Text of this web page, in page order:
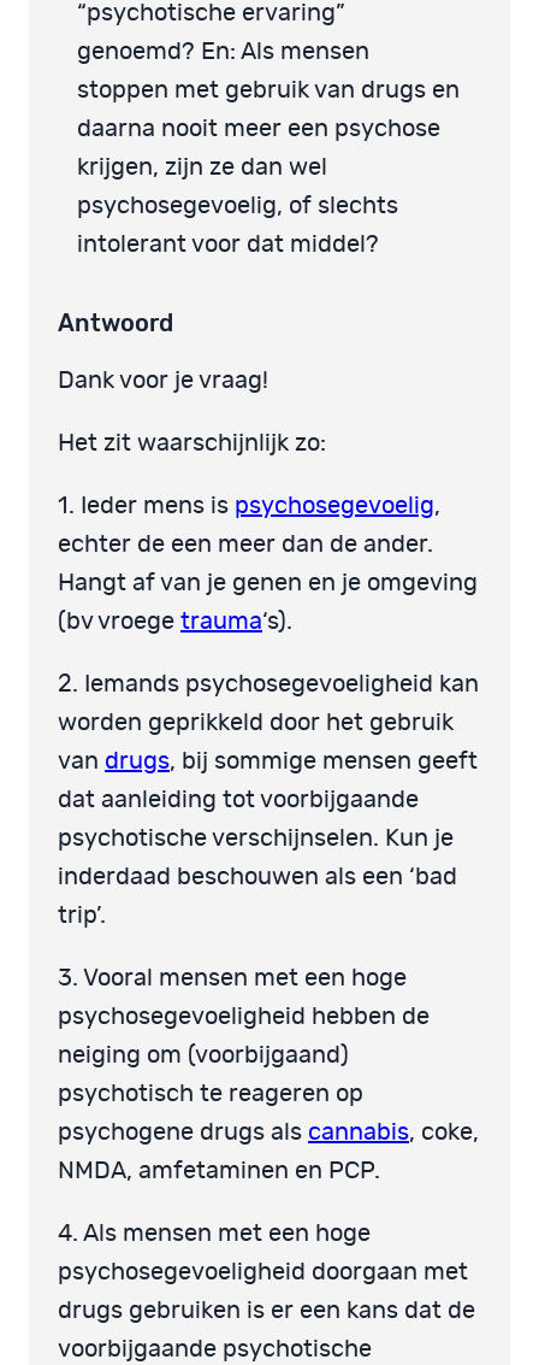
“psychotische ervaring”
genoemd? En: Als mensen
stoppen met gebruik van drugs en
daarna nooit meer een psychose
krijgen, zijn ze dan wel
psychosegevoelig, of slechts
intolerant voor dat middel?
Antwoord
Dank voor je vraag!
Het zit waarschijnlijk zo:
1. Ieder mens is psychosegevoelig,
echter de een meer dan de ander.
Hangt af van je genen en je omgeving
(bv vroege trauma‘s).
2. Iemands psychosegevoeligheid kan
worden geprikkeld door het gebruik
van drugs, bij sommige mensen geeft
dat aanleiding tot voorbijgaande
psychotische verschijnselen. Kun je
inderdaad beschouwen als een ‘bad
trip’.
3. Vooral mensen met een hoge
psychosegevoeligheid hebben de
neiging om (voorbijgaand)
psychotisch te reageren op
psychogene drugs als cannabis, coke,
NMDA, amfetaminen en PCP.
4. Als mensen met een hoge
psychosegevoeligheid doorgaan met
drugs gebruiken is er een kans dat de
voorbijgaande psychotische